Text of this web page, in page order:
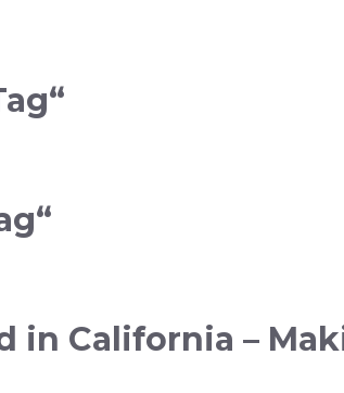
in California –